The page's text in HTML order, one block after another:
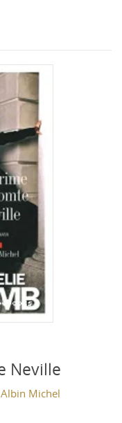
Neville
Albin Michel